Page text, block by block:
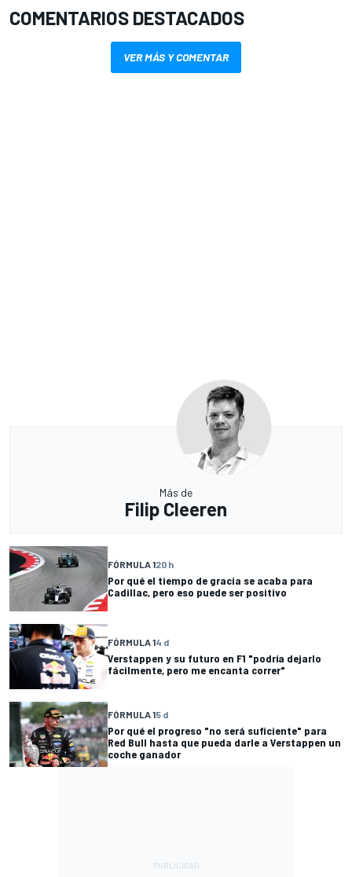
COMENTARIOS DESTACADOS
VER MÁS Y COMENTAR
Más de
Filip Cleeren
FÓRMULA 120 h
Por qué el tiempo de gracia se acaba para
Cadillac, pero eso puede ser positivo
FÓRMULA 14 d
Verstappen y su futuro en F1 "podría dejarlo
fácilmente, pero me encanta correr"
FÓRMULA 15 d
Por qué el progreso "no será suficiente" para
Red Bull hasta que pueda darle a Verstappen un
coche ganador